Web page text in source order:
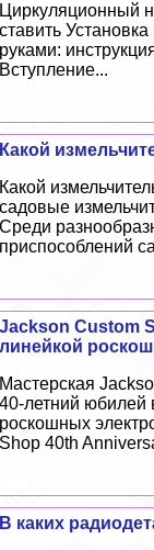
Циркуляционный
ставить
руками:
Вступление...
Какой
Какой
садовые
Среди
приспособлений
Jackson Custom
линейкой
Мастерская
40-летний юбилей
роскошных
Shop 40th
В каких